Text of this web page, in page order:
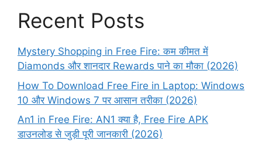
Recent Posts
Mystery Shopping in Free Fire: कम कीमत में
Diamonds और शानदार Rewards पाने का मौका (2026)
How To Download Free Fire in Laptop: Windows
10 और Windows 7 पर आसान तरीका (2026)
An1 in Free Fire: AN1 क्या है, Free Fire APK
डाउनलोड से जुड़ी पूरी जानकारी (2026)